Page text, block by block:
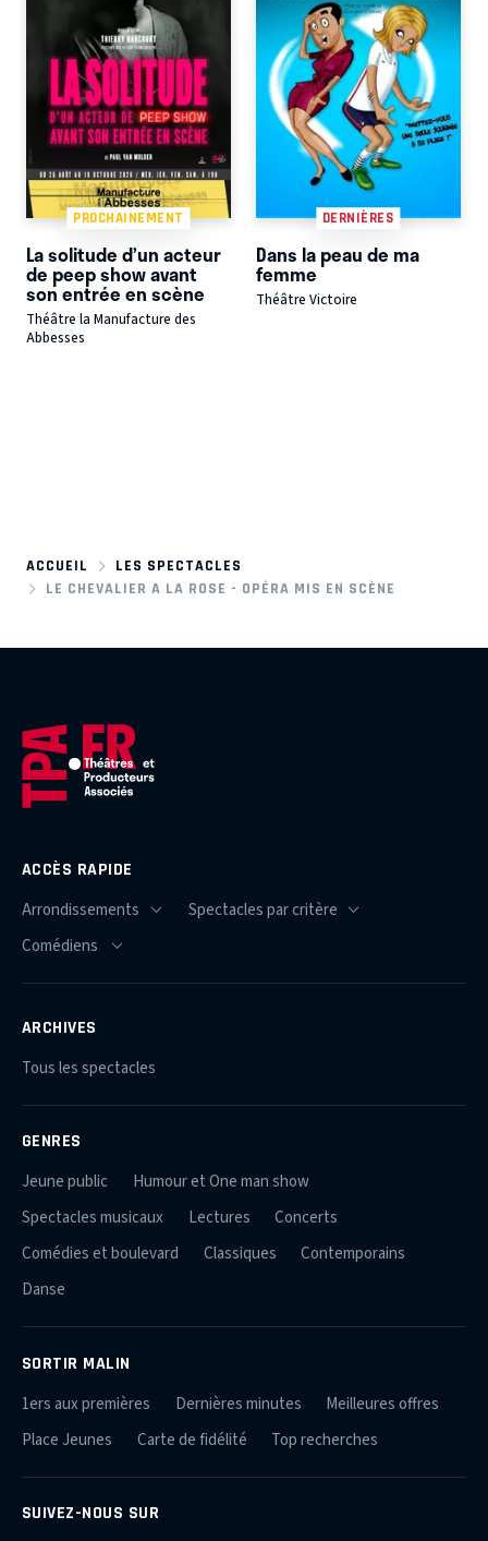
PROCHAINEMENT
La solitude d’un acteur
de peep show avant
son entrée en scène
Théâtre la Manufacture des
Abbesses
DERNIÈRES
Dans la peau de ma
femme
Théâtre Victoire
ACCUEIL
LES SPECTACLES
LE CHEVALIER A LA ROSE - OPÉRA MIS EN SCÈNE
ACCÈS RAPIDE
ARCHIVES
Tous les spectacles
GENRES
Jeune public
Humour et One man show
Spectacles musicaux
Lectures
Concerts
Comédies et boulevard
Classiques
Contemporains
Danse
SORTIR MALIN
1ers aux premières Dernières minutes
Meilleures offres
Place Jeunes
Carte de fidélité Top recherches
SUIVEZ-NOUS SUR